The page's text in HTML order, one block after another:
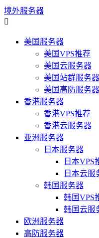
境外服务器

美国服务器
美国VPS推荐
美国云服务器
美国站群服务器
美国高防服务器
香港服务器
香港VPS推荐
香港云服务器
亚洲服务器
日本服务器
日本VPS
日本云服
韩国服务器
韩国VPS
韩国云服
欧洲服务器
高防服务器